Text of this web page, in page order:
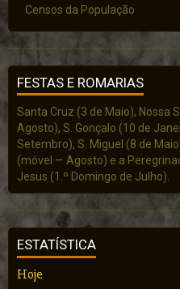
Censos da População
FESTAS E ROMARIAS
Santa Cruz (3 de Maio), Nossa
Agosto), S. Gonçalo (10 de
Setembro), S. Miguel (8 de
(móvel — Agosto) e a
Jesus (1.º Domingo de Julho).
ESTATÍSTICA
Hoje